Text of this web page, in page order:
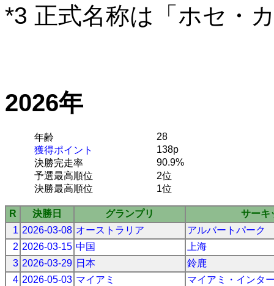
*3 正式名称は「ホセ・
2026年
年齢
28
獲得ポイント
138p
決勝完走率
90.9%
予選最高順位
2位
決勝最高順位
1位
R 決勝日 グランプリ
サーキ
1 2026-03-08 オーストラリア
アルバートパーク
2 2026-03-15 中国
上海
3 2026-03-29 日本
鈴鹿
4 2026-05-03 マイアミ
マイアミ・インタ